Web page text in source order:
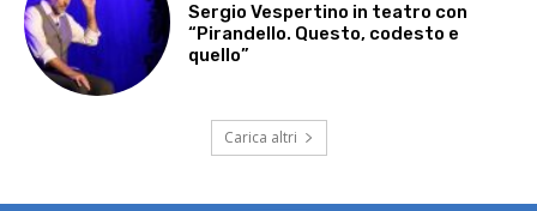
Sergio Vespertino in teatro con
“Pirandello. Questo, codesto e
quello”
Carica altri